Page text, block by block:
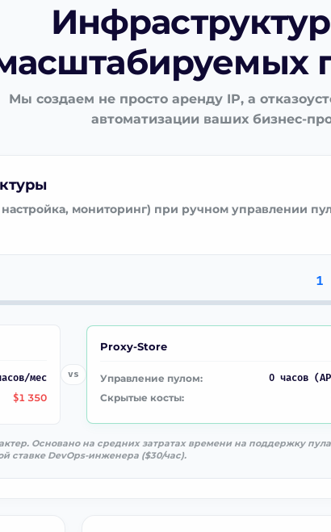
Мы создаем не просто аренду IP, а
автоматизации ваших бизнес-
мониторинг) при ручном управлении
1
мес
$1 350
vs
Proxy-Store
Управление пулом:
0 часов
Скрытые косты:
Основано на средних затратах времени на поддержку
ставке DevOps-инженера ($30/час).